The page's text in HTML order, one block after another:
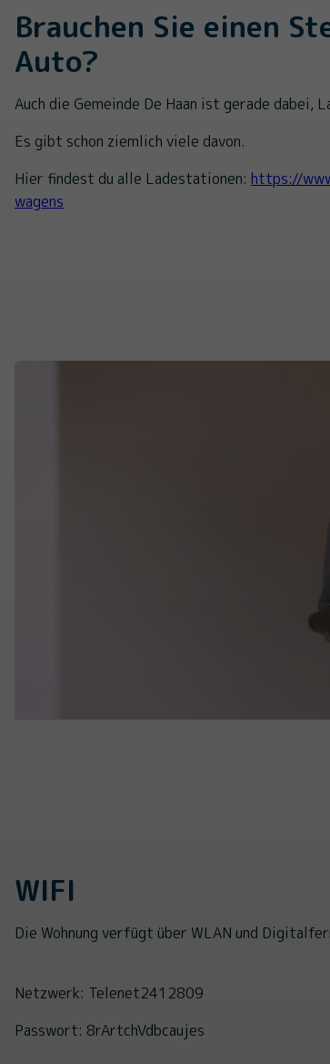
Brauchen Sie einen
Auto?
Auch die Gemeinde De Haan ist gerade dabei,
Es gibt schon ziemlich viele davon.
Hier findest du alle Ladestationen: https://
wagens
WIFI
Die Wohnung verfügt über WLAN und
Netzwerk: Telenet2412809
Passwort: 8rArtchVdbcaujes